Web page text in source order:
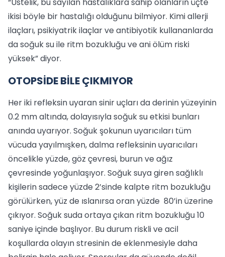
ikisi böyle bir hastalığı olduğunu bilmiyor. Kimi allerji
ilaçları, psikiyatrik ilaçlar ve antibiyotik kullananlarda
da soğuk su ile ritm bozukluğu ve ani ölüm riski
yüksek” diyor.
OTOPSİDE BİLE ÇIKMIYOR
Her iki refleksin uyaran sinir uçları da derinin yüzeyinin
0.2 mm altında, dolayısıyla soğuk su etkisi bunları
anında uyarıyor. Soğuk şokunun uyarıcıları tüm
vücuda yayılmışken, dalma refleksinin uyarıcıları
öncelikle yüzde, göz çevresi, burun ve ağız
çevresinde yoğunlaşıyor. Soğuk suya giren sağlıklı
kişilerin sadece yüzde 2’sinde kalpte ritm bozukluğu
görülürken, yüz de ıslanırsa oran yüzde 80’in üzerine
çıkıyor. Soğuk suda ortaya çıkan ritm bozukluğu 10
saniye içinde başlıyor. Bu durum riskli ve acil
koşullarda olayın stresinin de eklenmesiyle daha